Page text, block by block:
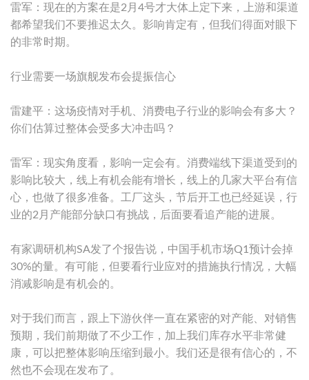
雷军：现在的方案在是2月4号才大体上定下来，上游和渠道
都希望我们不要推迟太久。影响肯定有，但我们得面对眼下
的非常时期。
行业需要一场旗舰发布会提振信心
雷建平：这场疫情对手机、消费电子行业的影响会有多大？
你们估算过整体会受多大冲击吗？
雷军：现实角度看，影响一定会有。消费端线下渠道受到的
影响比较大，线上有机会能有增长，线上的几家大平台有信
心，也做了很多准备。工厂这头，节后开工也已经延误，行
业的2月产能部分缺口有挑战，后面要看追产能的进展。
有家调研机构SA发了个报告说，中国手机市场Q1预计会掉
30%的量。有可能，但要看行业应对的措施执行情况，大幅
消减影响是有机会的。
对于我们而言，跟上下游伙伴一直在紧密的对产能、对销售
预期，我们前期做了不少工作，加上我们库存水平非常健
康，可以把整体影响压缩到最小。我们还是很有信心的，不
然也不会现在发布了。